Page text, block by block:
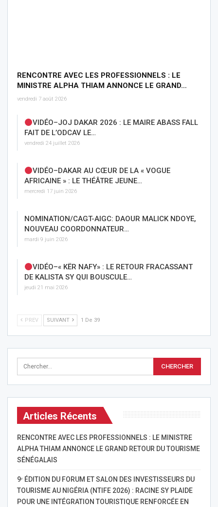
RENCONTRE AVEC LES PROFESSIONNELS : LE
MINISTRE ALPHA THIAM ANNONCE LE GRAND…
vendredi 7 août 2026
VIDÉO–JOJ DAKAR 2026 : LE MAIRE ABASS FALL
FAIT DE L’ODCAV LE…
vendredi 24 juillet 2026
VIDÉO–DAKAR AU CŒUR DE LA « VOGUE
AFRICAINE » : LE THÉÂTRE JEUNE…
mercredi 17 juin 2026
NOMINATION/CAGT-AIGC: DAOUR MALICK NDOYE,
NOUVEAU COORDONNATEUR…
mardi 9 juin 2026
VIDÉO–« KËR NAFY» : LE RETOUR FRACASSANT
DE KALISTA SY QUI BOUSCULE…
jeudi 21 mai 2026
PREV SUIVANT 1 De 39
Articles Récents
RENCONTRE AVEC LES PROFESSIONNELS : LE MINISTRE
ALPHA THIAM ANNONCE LE GRAND RETOUR DU TOURISME
SÉNÉGALAIS
9ᵉ ÉDITION DU FORUM ET SALON DES INVESTISSEURS DU
TOURISME AU NIGÉRIA (NTIFE 2026) : RACINE SY PLAIDE
POUR UNE INTÉGRATION TOURISTIQUE RENFORCÉE EN